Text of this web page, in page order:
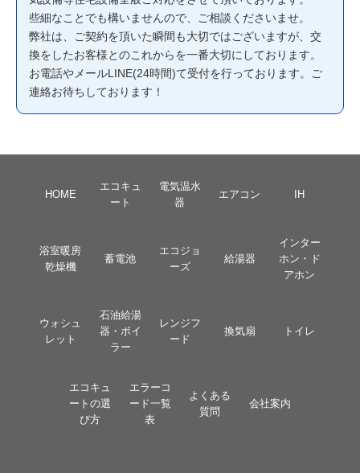
些細なことでも構いませんので、ご相談くださいませ。
弊社は、ご契約を頂いた瞬間も大切ではございますが、交
換をしたお客様とのこれからを一番大切にしております。
お電話やメールLINE(24時間)て受付を行っております。ご
連絡お待ちしております！
HOME
エコキュ
ート
電気温水
器
エアコン IH
浴室暖房
乾燥機
蓄電池
エコジョ
ーズ
給湯器
インター
ホン・ド
アホン
ウォシュ
レット
石油給湯
器・ボイ
ラー
レンジフ
ード
換気扇 トイレ
エコキュ
ートの選
び方
エラーコ
ード一覧
表
よくある
質問
会社案内